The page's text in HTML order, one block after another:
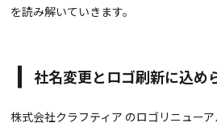
を読み解いていきます。
社名変更とロゴ刷新に込め
株式会社クラフティア のロゴリニュー